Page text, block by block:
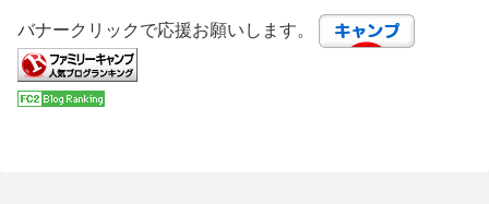
バナークリックで応援お願いします。